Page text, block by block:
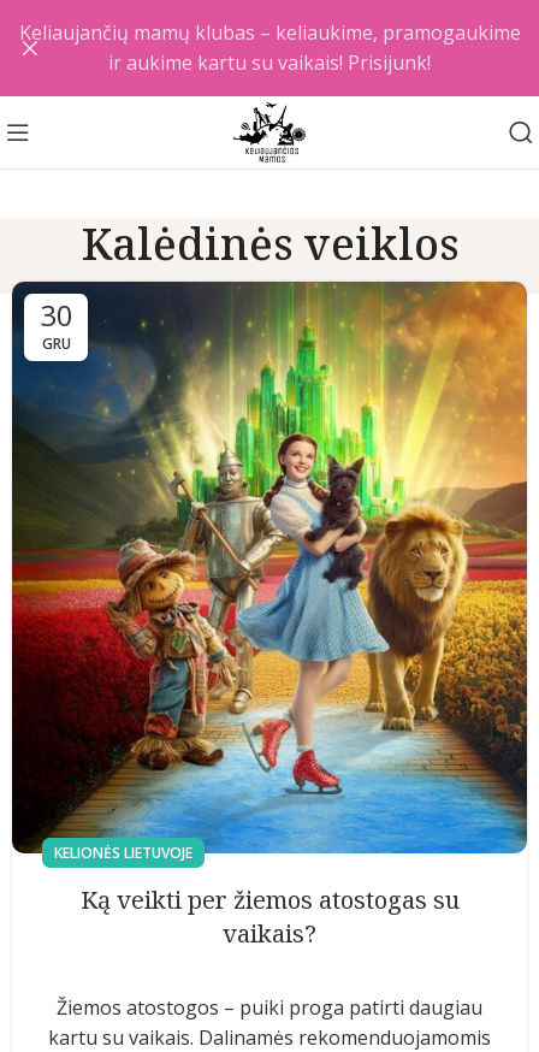
Kalėdinės veiklos
30
GRU
KELIONĖS LIETUVOJE
Ką veikti per žiemos atostogas su
vaikais?
Žiemos atostogos – puiki proga patirti daugiau
kartu su vaikais. Dalinamės rekomenduojamomis
Keliaujančių mamų klubas – keliaukime, pramogaukime
ir aukime kartu su vaikais! Prisijunk!